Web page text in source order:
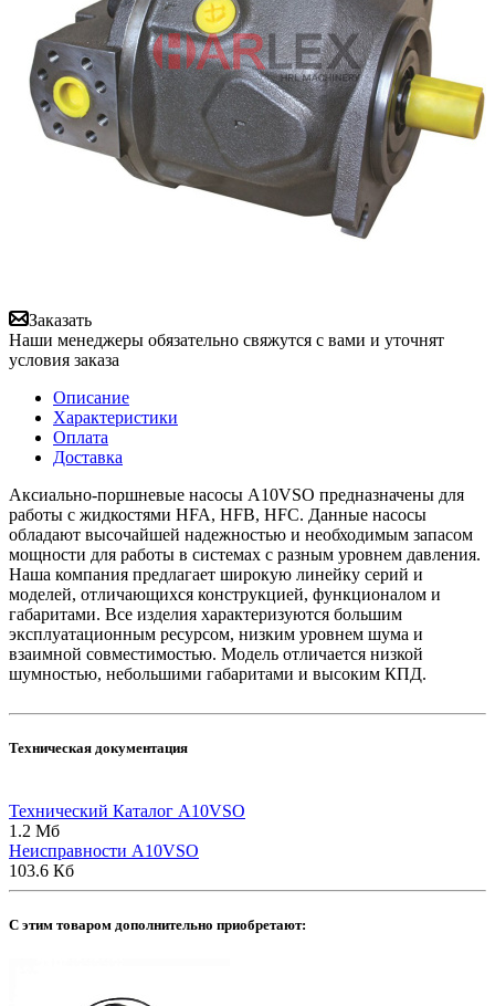
Заказать
Наши менеджеры обязательно свяжутся с вами и уточнят
условия заказа
Описание
Характеристики
Оплата
Доставка
Аксиально-поршневые насосы A10VSO предназначены для
работы с жидкостями HFA, HFB, HFC. Данные насосы
обладают высочайшей надежностью и необходимым запасом
мощности для работы в системах с разным уровнем давления.
Наша компания предлагает широкую линейку серий и
моделей, отличающихся конструкцией, функционалом и
габаритами. Все изделия характеризуются большим
эксплуатационным ресурсом, низким уровнем шума и
взаимной совместимостью. Модель отличается низкой
шумностью, небольшими габаритами и высоким КПД.
Техническая документация
Технический Каталог A10VSO
1.2 Мб
Неисправности A10VSO
103.6 Кб
C этим товаром дополнительно приобретают: